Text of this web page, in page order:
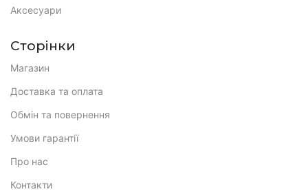
Аксесуари
Сторінки
Магазин
Доставка та оплата
Обмін та повернення
Умови гарантії
Про нас
Контакти